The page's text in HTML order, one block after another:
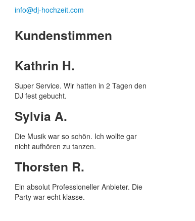
info@dj-hochzeit.com
Kundenstimmen
Kathrin H.
Super Service. Wir hatten in 2 Tagen den
DJ fest gebucht.
Sylvia A.
Die Musik war so schön. Ich wollte gar
nicht aufhören zu tanzen.
Thorsten R.
Ein absolut Professioneller Anbieter. Die
Party war echt klasse.